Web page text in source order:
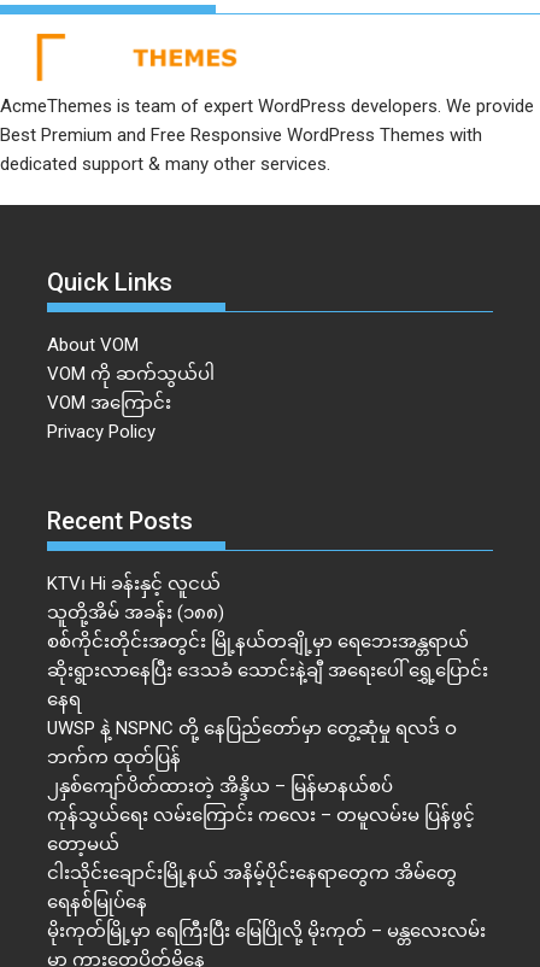
AcmeThemes is team of expert WordPress developers. We provide
Best Premium and Free Responsive WordPress Themes with
dedicated support & many other services.
Quick Links
About VOM
VOM ကို ဆက်သွယ်ပါ
VOM အကြောင်း
Privacy Policy
Recent Posts
KTV၊ Hi ခန်းနှင့် လူငယ်
သူတို့အိမ် အခန်း (၁၈၈)
စစ်ကိုင်းတိုင်းအတွင်း မြို့နယ်တချို့မှာ ရေဘေးအန္တရာယ်
ဆိုးရွားလာနေပြီး ဒေသခံ သောင်းနဲ့ချီ အရေးပေါ် ရွှေ့ပြောင်း
နေရ
UWSP နဲ့ NSPNC တို့ နေပြည်တော်မှာ တွေ့ဆုံမှု ရလဒ် ဝ
ဘက်က ထုတ်ပြန်
၂နှစ်​ကျော်ပိတ်ထားတဲ့ အိန္ဒိယ – မြန်မာနယ်စပ်
ကုန်သွယ်ရေး လမ်းကြောင်း ကလေး – တမူလမ်းမ ပြန်ဖွင့်
တော့မယ်
ငါးသိုင်းချောင်းမြို့နယ် အနိမ့်ပိုင်းနေရာတွေက အိမ်​တွေ
ရေနစ်မြုပ်နေ
မိုးကုတ်မြို့မှာ ရေကြီးပြီး မြေပြိုလို့ မိုးကုတ် – မန္တလေးလမ်း
မှာ ကားတွေပိတ်မိနေ